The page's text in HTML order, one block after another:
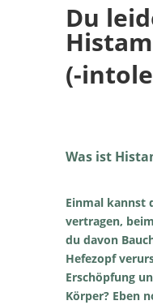
Du
(-
Was ist
Einmal kannst
vertragen,
du davon
Hefezopf
Erschöpfung
Körper? Eben